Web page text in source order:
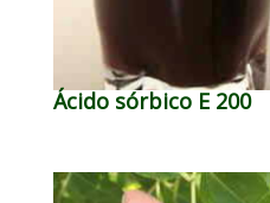
Ácido sórbico E 200